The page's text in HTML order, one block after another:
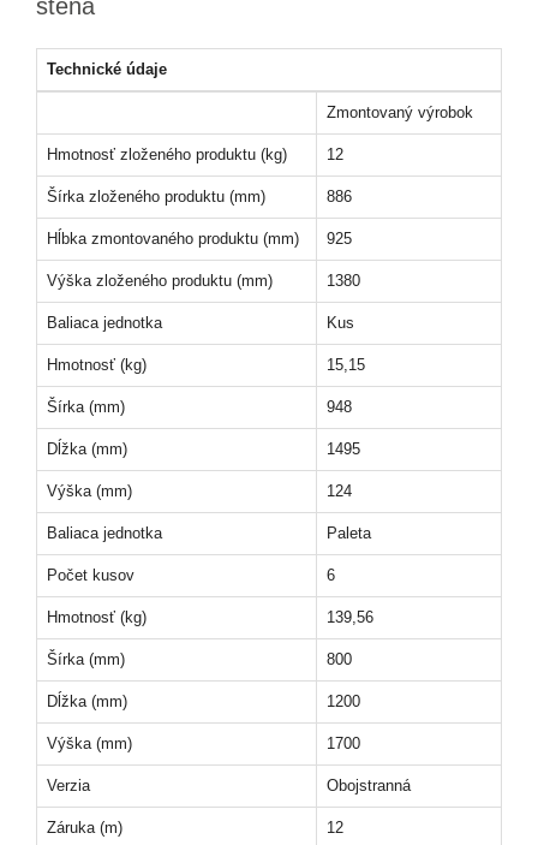
stena
Technické údaje
Zmontovaný výrobok
Hmotnosť zloženého produktu (kg) 12
Šírka zloženého produktu (mm) 886
Hĺbka zmontovaného produktu (mm) 925
Výška zloženého produktu (mm) 1380
Baliaca jednotka Kus
Hmotnosť (kg) 15,15
Šírka (mm) 948
Dĺžka (mm) 1495
Výška (mm) 124
Baliaca jednotka Paleta
Počet kusov 6
Hmotnosť (kg) 139,56
Šírka (mm) 800
Dĺžka (mm) 1200
Výška (mm) 1700
Verzia Obojstranná
Záruka (m) 12